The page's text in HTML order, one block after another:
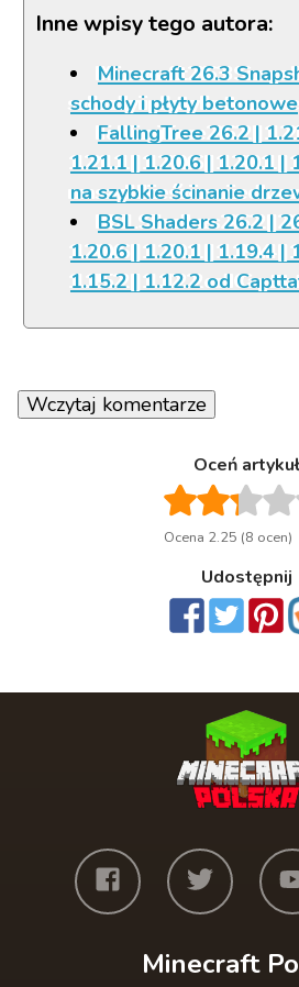
Inne wpisy tego autora:
Minecraft 26.3
schody i płyty betonowe
FallingTree 26.2 |
1.21.1 | 1.20.6 | 1.20.1 |
na szybkie ścinanie
BSL Shaders 26.2 |
1.20.6 | 1.20.1 | 1.19.4 |
1.15.2 | 1.12.2 od
Wczytaj komentarze
Oceń artykuł
Ocena 2.25 (8 ocen)
Udostępnij
Minecraft